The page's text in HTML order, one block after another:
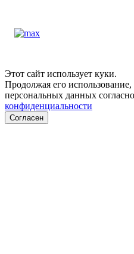
Этот сайт использует куки.
Продолжая его
персональных данных согласно
конфиденциальности
Согласен